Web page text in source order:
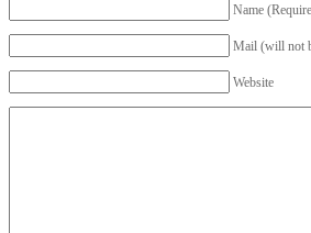
Name
Mail (will not
Website